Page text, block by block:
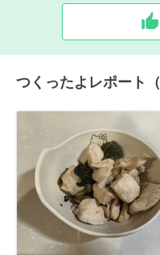
つくったよレポート（